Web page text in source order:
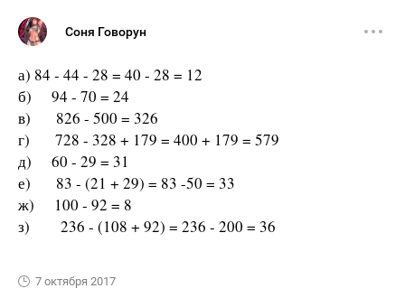
Соня Говорун
а) 84 - 44 - 28 = 40 - 28 = 12
б) 94 - 70 = 24
в) 826 - 500 = 326
г) 728 - 328 + 179 = 400 + 179 = 579
д) 60 - 29 = 31
е) 83 - (21 + 29) = 83 -50 = 33
ж) 100 - 92 = 8
з) 236 - (108 + 92) = 236 - 200 = 36
7 октября 2017